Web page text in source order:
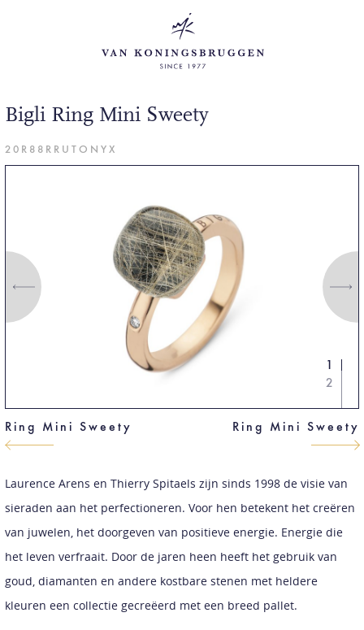
Bigli Ring Mini Sweety
20R88RRUTONYX
1
2
Ring Mini Sweety Ring Mini Sweety
Laurence Arens en Thierry Spitaels zijn sinds 1998 de visie van
sieraden aan het perfectioneren. Voor hen betekent het creëren
van juwelen, het doorgeven van positieve energie. Energie die
het leven verfraait. Door de jaren heen heeft het gebruik van
goud, diamanten en andere kostbare stenen met heldere
kleuren een collectie gecreëerd met een breed pallet.